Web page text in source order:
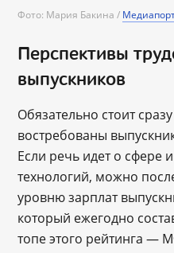
Фото: Мария Бакина /
Перспективы
выпускников
Обязательно стоит
востребованы
Если речь идет о
технологий, можно
уровню зарплат
который ежегодно
топе этого рейтинга